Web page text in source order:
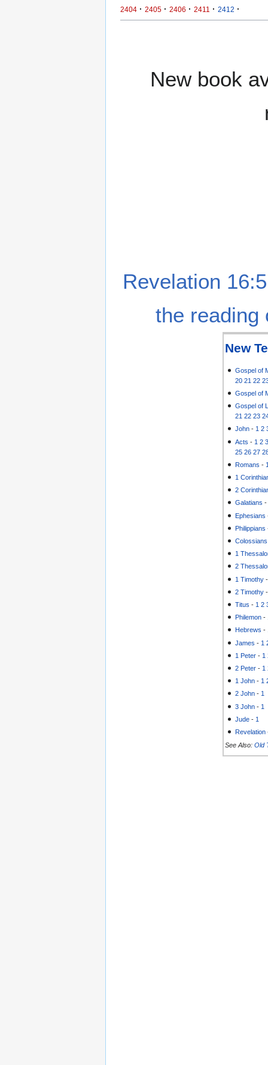
2404 · 2405 · 2406 · 2411 · 2412 ·
New book
Revelation
the reading
New
Gospel of
20 21 22
Gospel of
Gospel of
21 22 23
John - 1 2
Acts - 1 2
25 26 27
Romans -
1
2
Galatians
Ephesians
Philippians
Colossians
1
2
1 Timothy
2 Timothy
Titus - 1 2
Philemon -
Hebrews -
James - 1
1 Peter - 1
2 Peter - 1
1 John - 1
2 John - 1
3 John - 1
Jude - 1
Revelation
See Also: Old